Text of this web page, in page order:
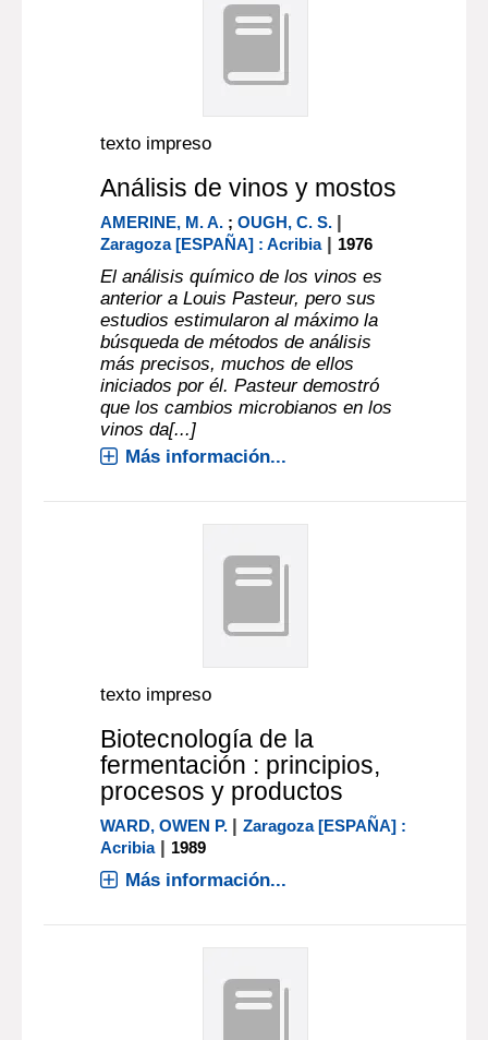
texto impreso
Análisis de vinos y mostos
AMERINE, M. A. ;OUGH, C. S. |
Zaragoza [ESPAÑA] : Acribia| 1976
El análisis químico de los vinos es
anterior a Louis Pasteur, pero sus
estudios estimularon al máximo la
búsqueda de métodos de análisis
más precisos, muchos de ellos
iniciados por él. Pasteur demostró
que los cambios microbianos en los
vinos da[...]
Más información...
texto impreso
Biotecnología de la
fermentación : principios,
procesos y productos
WARD, OWEN P. |Zaragoza [ESPAÑA] :
Acribia| 1989
Más información...